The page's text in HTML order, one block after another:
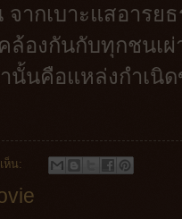
จากเบาะแสอาร
องกันกับทุกชนเผ่
นั้นคือแหล่งกำเนิ
ห็น: